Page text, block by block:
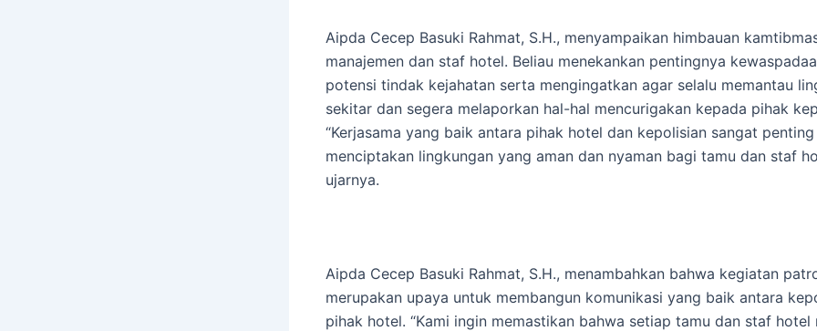
Aipda Cecep Basuki Rahmat, S.H., menyampaikan himbauan
manajemen dan staf hotel. Beliau menekankan pentingnya
potensi tindak kejahatan serta mengingatkan agar selalu memantau
sekitar dan segera melaporkan hal-hal mencurigakan kepada pihak
“Kerjasama yang baik antara pihak hotel dan kepolisian sangat
menciptakan lingkungan yang aman dan nyaman bagi tamu dan staf
ujarnya.
Aipda Cecep Basuki Rahmat, S.H., menambahkan bahwa kegiatan
merupakan upaya untuk membangun komunikasi yang baik antara
pihak hotel. “Kami ingin memastikan bahwa setiap tamu dan staf hotel